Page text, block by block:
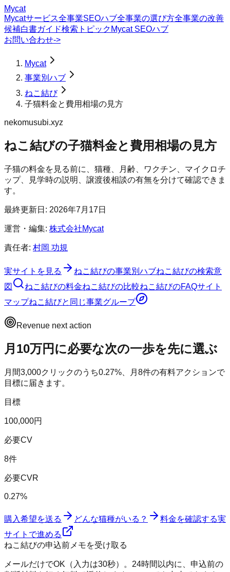
Mycat
Mycatサービス全事業SEOハブ全事業の選び方全事業の改善
候補白書ガイド検索トピック Mycat SEOハブ
お問い合わせ->
Mycat
事業別ハブ
ねこ結び
子猫料金と費用相場の見方
nekomusubi.xyz
ねこ結びの子猫料金と費用相場の見方
子猫の料金を見る前に、猫種、月齢、ワクチン、マイクロチ
ップ、見学時の説明、譲渡後相談の有無を分けて確認できま
す。
最終更新日: 2026年7月17日
運営・編集: 株式会社Mycat
責任者: 村岡 功規
実サイトを見る ねこ結びの事業別ハブねこ結びの検索意
図
ねこ結びの料金ねこ結びの比較ねこ結びのFAQサイト
マップねこ結びと同じ事業グループ
Revenue next action
月10万円に必要な次の一歩を先に選ぶ
月間3,000クリックのうち0.27%、月 8件の有料アクションで
目標に届きます。
目標
100,000円
必要CV
8件
必要CVR
0.27%
購入希望を送る どんな猫種がいる？ 料金を確認する実
サイトで進める
ねこ結びの申込前メモを受け取る
メールだけでOK（入力は30秒）。24時間以内に、申込前の